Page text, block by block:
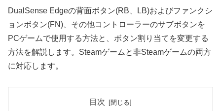
DualSense Edgeの背面ボタン(RB、LB)およびファンクシ
ョンボタン(FN)、その他コントローラーのサブボタンを
PCゲームで使用する方法と、ボタン割り当てを変更する
方法を解説します。Steamゲームと非Steamゲームの両方
に対応します。
目次